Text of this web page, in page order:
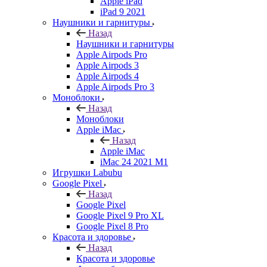
iPad 9 2021
Наушники и гарнитуры
Назад
Наушники и гарнитуры
Apple Airpods Pro
Apple Airpods 3
Apple Airpods 4
Apple Airpods Pro 3
Моноблоки
Назад
Моноблоки
Apple iMac
Назад
Apple iMac
iMac 24 2021 M1
Игрушки Labubu
Google Pixel
Назад
Google Pixel
Google Pixel 9 Pro XL
Google Pixel 8 Pro
Красота и здоровье
Назад
Красота и здоровье